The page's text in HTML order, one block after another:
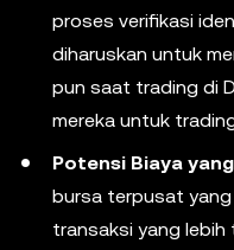
proses verifikasi
diharuskan untuk
pun saat trading di
mereka untuk
Potensi Biaya
bursa terpusat yang
transaksi yang lebih